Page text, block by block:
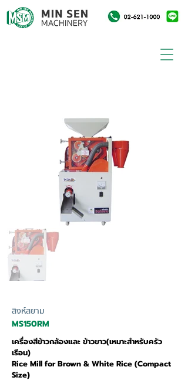
สิงห์สยาม
MS150RM
เครื่องสีข้าวกล้องและ ข้าวขาว(เหมาะสำหรับครัว
เรือน)
Rice Mill for Brown & White Rice (Compact
Size)